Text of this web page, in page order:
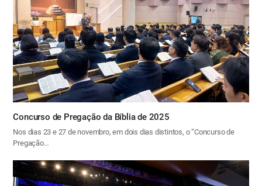
Concurso de Pregação da Bíblia de 2025
Nos dias 23 e 27 de novembro, em dois dias distintos, o “Concurso de
Pregação…